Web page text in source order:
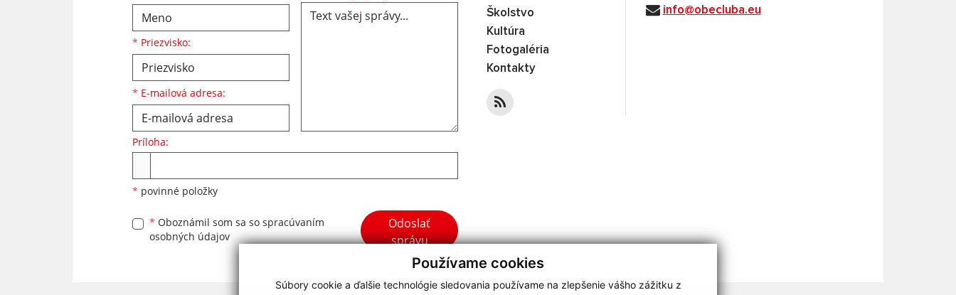
Používame cookies
Súbory cookie a ďalšie technológie sledovania používame na zlepšenie vášho zážitku z
* Priezvisko:
* E-mailová adresa:
Príloha:
* povinné položky
* Oboznámil som sa so spracúvaním
osobných údajov
Google reCaptcha Response
Odoslať
správu
Školstvo
Kultúra
Fotogaléria
Kontakty
info@obecluba.eu